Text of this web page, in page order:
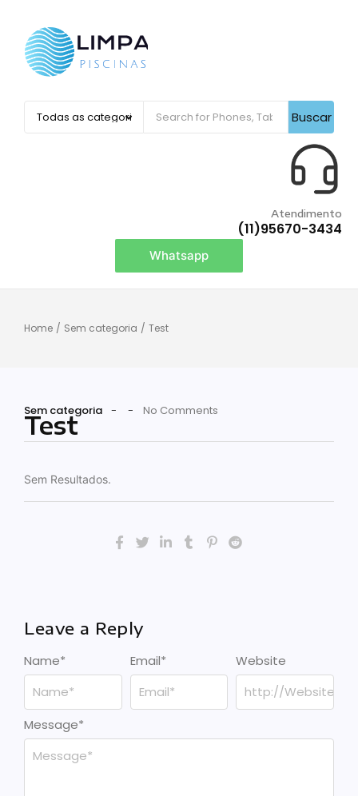
Buscar
Atendimento
(11)95670-3434
Whatsapp
Home / Sem categoria / Test
Sem categoria - - No Comments
Test
Sem Resultados.
Leave a Reply
Message*
Name* Email* Website